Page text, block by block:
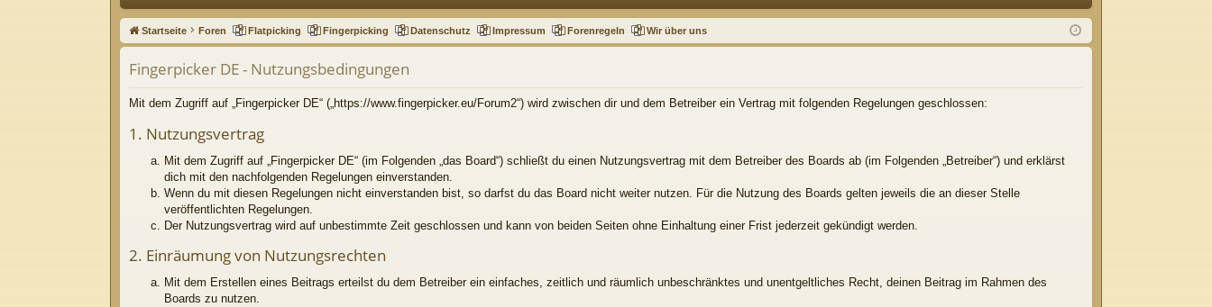
ne
llz
ug
riff
Q m
el
ist
rie
Startseite Foren Flatpicking Fingerpicking Datenschutz Impressum Forenregeln Wir über uns
Fingerpicker DE - Nutzungsbedingungen
Mit dem Zugriff auf „Fingerpicker DE“ („https://www.fingerpicker.eu/Forum2“) wird zwischen dir und dem Betreiber ein Vertrag mit folgenden Regelungen geschlossen:
1. Nutzungsvertrag
Mit dem Zugriff auf „Fingerpicker DE“ (im Folgenden „das Board“) schließt du einen Nutzungsvertrag mit dem Betreiber des Boards ab (im Folgenden „Betreiber“) und erklärst
dich mit den nachfolgenden Regelungen einverstanden.
Wenn du mit diesen Regelungen nicht einverstanden bist, so darfst du das Board nicht weiter nutzen. Für die Nutzung des Boards gelten jeweils die an dieser Stelle
veröffentlichten Regelungen.
Der Nutzungsvertrag wird auf unbestimmte Zeit geschlossen und kann von beiden Seiten ohne Einhaltung einer Frist jederzeit gekündigt werden.
2. Einräumung von Nutzungsrechten
Mit dem Erstellen eines Beitrags erteilst du dem Betreiber ein einfaches, zeitlich und räumlich unbeschränktes und unentgeltliches Recht, deinen Beitrag im Rahmen des
Boards zu nutzen.